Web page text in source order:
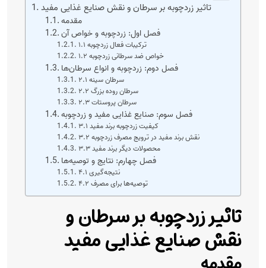
تاثیر زردچوبه بر سرطان و نقش صنایع غذایی مفید
مقدمه
فصل اول: زردچوبه و خواص آن
۱.۱ ترکیبات فعال زردچوبه
۱.۲ خواص ضد سرطانی زردچوبه
فصل دوم: زردچوبه و انواع سرطان‌ها
۲.۱ سرطان سینه
۲.۲ سرطان روده بزرگ
۲.۳ سرطان پروستات
فصل سوم: صنایع غذایی مفید و زردچوبه
۳.۱ کیفیت زردچوبه برند مفید
۳.۲ نقش برند مفید در ترویج مصرف زردچوبه
۳.۳ محصولات دیگر برند مفید
فصل چهارم: نتایج و توصیه‌ها
۴.۱ نتیجه‌گیری
۴.۲ توصیه‌ها برای مصرف
تاثیر زردچوبه بر سرطان و
نقش صنایع غذایی مفید